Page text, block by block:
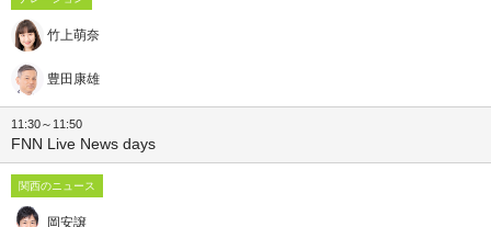
竹上萌奈
豊田康雄
11:30～11:50
FNN Live News days
関西のニュース
岡安譲